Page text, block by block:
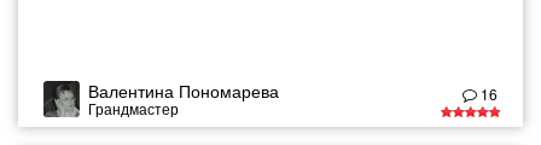
Валентина Пономарева
Грандмастер
16